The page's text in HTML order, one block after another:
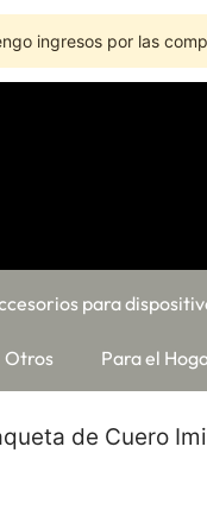
ingresos por las
para
Otros Para el
de Cuero